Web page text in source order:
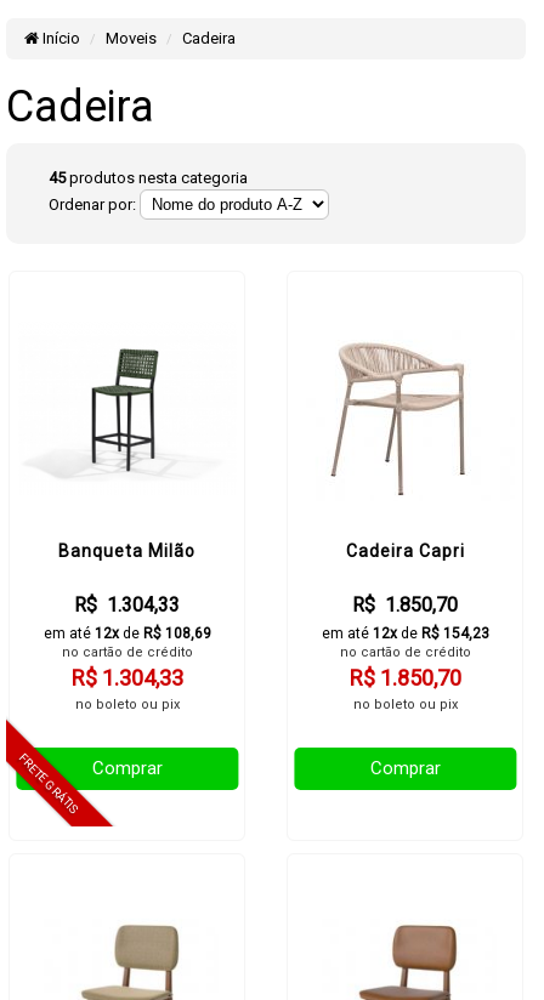
Início Moveis Cadeira
Cadeira
45produtos nesta categoria
Ordenar por:
Banqueta Milão
R$ 1.304,33
em até 12xde R$ 108,69
no cartão de crédito
R$ 1.304,33
no boleto ou pix
Comprar
Cadeira Capri
R$ 1.850,70
em até 12xde R$ 154,23
no cartão de crédito
R$ 1.850,70
no boleto ou pix
Comprar